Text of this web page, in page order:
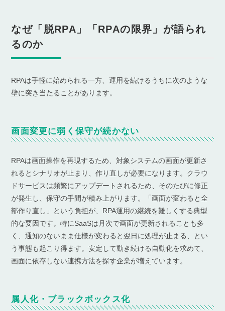
なぜ「脱RPA」「RPAの限界」が語られ
るのか
RPAは手軽に始められる一方、運用を続けるうちに次のような
壁に突き当たることがあります。
画面変更に弱く保守が続かない
RPAは画面操作を再現するため、対象システムの画面が更新さ
れるとシナリオが止まり、作り直しが必要になります。クラウ
ドサービスは頻繁にアップデートされるため、そのたびに修正
が発生し、保守の手間が積み上がります。「画面が変わると全
部作り直し」という負担が、RPA運用の継続を難しくする典型
的な要因です。特にSaaSは月次で画面が更新されることも多
く、通知のないまま仕様が変わると翌日に処理が止まる、とい
う事態も起こり得ます。安定して動き続ける自動化を求めて、
画面に依存しない連携方法を探す企業が増えています。
属人化・ブラックボックス化